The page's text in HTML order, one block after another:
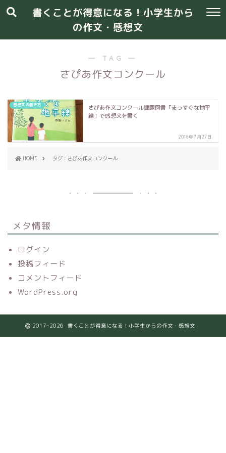
書くことが得意になる！小学生から
の作文・感想文
― TAG ―
さぴあ作文コンクール
感想文の書き方
さぴあ作文コンクール課題図書「まっすぐな地平
線」で感想文を書く
2018年7月27日
HOME タグ : さぴあ作文コンクール
メタ情報
ログイン
投稿フィード
コメントフィード
WordPress.org
2017–2026 書くことが得意になる！小学生からの作文・感想文